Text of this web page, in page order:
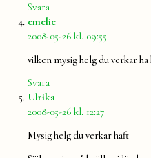
Svara
emeliesäger:
2008-05-26 kl. 09:55
vilken mysig helg du verkar
Svara
Ulrika
2008-05-26 kl. 12:27
Mysig helg du verkar haft